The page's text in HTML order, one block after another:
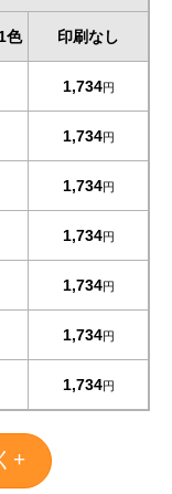
色 印刷なし
1,734円
1,734円
1,734円
1,734円
1,734円
1,734円
1,734円
+